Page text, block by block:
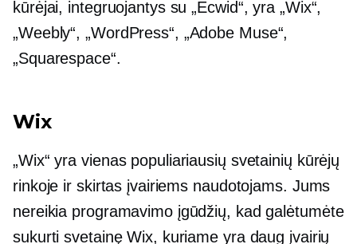
kūrėjai, integruojantys su „Ecwid“, yra „Wix“,
„Weebly“, „WordPress“, „Adobe Muse“,
„Squarespace“.
Wix
„Wix“ yra vienas populiariausių svetainių kūrėjų
rinkoje ir skirtas įvairiems naudotojams. Jums
nereikia programavimo įgūdžių, kad galėtumėte
sukurti svetainę Wix, kuriame yra daug įvairių